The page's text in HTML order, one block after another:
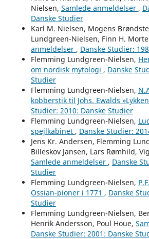
Nielsen, Samlede anmeldelser ,
Danske Studier
Karl M. Nielsen, Mogens
Lundgreen-Nielsen, Finn H.
anmeldelser , Danske Studier:
Flemming Lundgreen-Nielsen,
om nordisk mytologi , Danske
Studier
Flemming Lundgreen-Nielsen,
kobberstik til Johs. Ewalds
Studier: 2010: Danske Studier
Flemming Lundgreen-Nielsen,
spejlkabinet , Danske Studier:
Jens Kr. Andersen, Flemming
Billeskov Jansen, Lars Rømhild,
Samlede anmeldelser , Danske
Studier
Flemming Lundgreen-Nielsen,
Ossian-pioner i 1771 , Danske
Studier
Flemming Lundgreen-Nielsen,
Henrik Andersson, Poul Houe,
Danske Studier: 2001: Danske